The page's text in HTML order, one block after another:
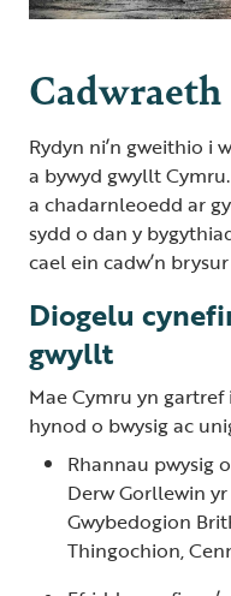
Cadwraeth
Rydyn ni’n gweithio i
a bywyd gwyllt
a chadarnleoedd ar
sydd o dan y
cael ein cadw’n
Diogelu
gwyllt
Mae Cymru yn
hynod o bwysig ac
Rhannau pwysig
Derw Gorllewin
Gwybedogion
Thingochion,